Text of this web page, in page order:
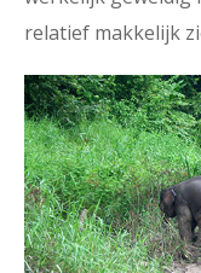
relatief makkelijk